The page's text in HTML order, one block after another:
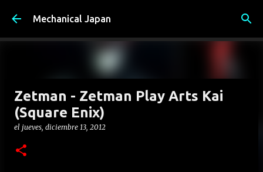
Ir al contenido principal
Mechanical Japan
Zetman - Zetman Play Arts Kai
(Square Enix)
el jueves, diciembre 13, 2012